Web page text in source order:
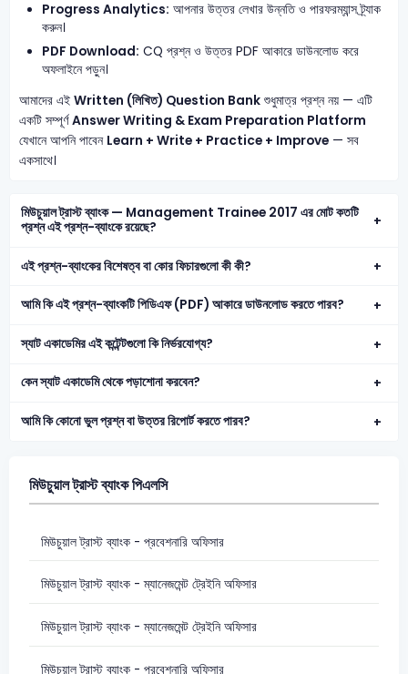
Progress Analytics: আপনার উত্তর লেখার উন্নতি ও পারফরম্যান্স ট্র্যাক
করুন।
PDF Download: CQ প্রশ্ন ও উত্তর PDF আকারে ডাউনলোড করে
অফলাইনে পড়ুন।
আমাদের এই Written (লিখিত) Question Bankশুধুমাত্র প্রশ্ন নয় — এটি
একটি সম্পূর্ণAnswer Writing & Exam Preparation Platform
যেখানে আপনি পাবেন Learn + Write + Practice + Improve— সব
একসাথে।
মিউচুয়াল ট্রাস্ট ব্যাংক — Management Trainee 2017 এর মোট কতটি
প্রশ্ন এই প্রশ্ন-ব্যাংকে রয়েছে?
এই প্রশ্ন-ব্যাংকের বিশেষত্ব বা কোর ফিচারগুলো কী কী?
আমি কি এই প্রশ্ন-ব্যাংকটি পিডিএফ (PDF) আকারে ডাউনলোড করতে পারব?
স্যাট একাডেমির এই কন্টেন্টগুলো কি নির্ভরযোগ্য?
কেন স্যাট একাডেমি থেকে পড়াশোনা করবেন?
আমি কি কোনো ভুল প্রশ্ন বা উত্তর রিপোর্ট করতে পারব?
মিউচুয়াল ট্রাস্ট ব্যাংক পিএলসি
মিউচুয়াল ট্রাস্ট ব্যাংক - প্রবেশনারি অফিসার
মিউচুয়াল ট্রাস্ট ব্যাংক - ম্যানেজমেন্ট ট্রেইনি অফিসার
মিউচুয়াল ট্রাস্ট ব্যাংক - ম্যানেজমেন্ট ট্রেইনি অফিসার
মিউচুয়াল ট্রাস্ট ব্যাংক - প্রবেশনারি অফিসার